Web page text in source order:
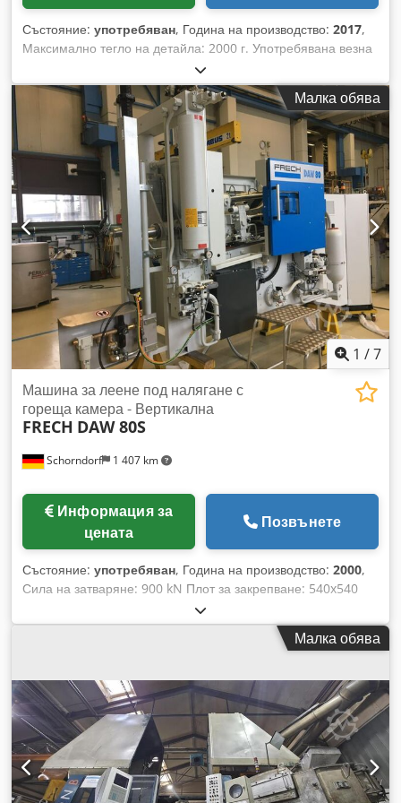
Състояние: употребяван, Година на производство: 2017,
Максимално тегло на детайла: 2000 г. Употребявана везна
за използване с машини за леене под налягане,
подходяща за детайли с тегло до 2000 г. Демонтирана от
текущо работещо производство. Устройството е проверено
и ремонтирано от производителя. Dodpfx Ahsy Diauo Teck
Малка обява
1 /7
Schorndorf 1 407 km
Машина за леене под налягане с
гореща камера - Вертикална
FRECH DAW 80S
Информация за
цената
Позвънете
Състояние: употребяван, Година на производство: 2000,
Сила на затваряне: 900 kN Плот за закрепване: 540x540
mm Разстояние между колоните: 350x350 mm Тегло на
машината: около 5,5 t Ход на затваряне: 280 mm Сила на
изталкване: 60 kN Ход на изталкване: 70 mm Височина на
на леене: 75 kN Ход на леенето: 130 mm Диаметър на
буталото за леене: 50, 55, 60 mm Обем на леене (DIN
24480): 119, 163, 214 cm³ Специфично налягане на леене:
380, 315, 265 kp/cm² Съответна разделителна площ: 236,
285, 340 cm² Ход на прибиране: 150 mm Основно
ремонтирана машина за тежкотоварно леене под налягане
DAW 80 GO с управление DataLogic за използване с
Малка обява